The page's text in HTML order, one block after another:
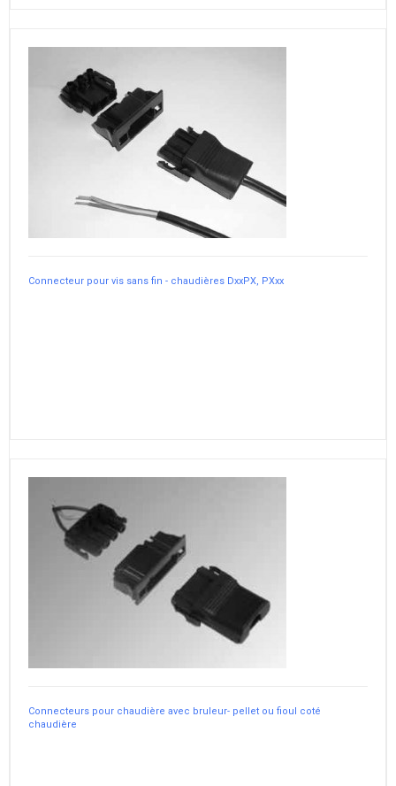
Connecteur pour vis sans fin - chaudières DxxPX, PXxx
Connecteurs pour chaudière avec bruleur- pellet ou fioul coté
chaudière